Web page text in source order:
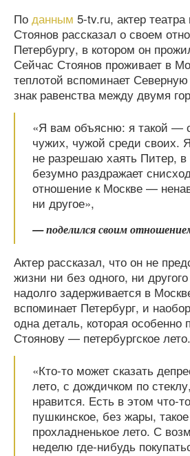
По данным 5-tv.ru, актер
Стоянов рассказал о своем
Петербургу, в котором он
Сейчас Стоянов проживает в
теплотой вспоминает
знак равенства между двумя
«Я вам объясню: я такой —
чужих, чужой среди своих.
не разрешаю хаять Питер,
безумно раздражает
отношение к Москве —
ни другое»,
— поделился своим
Актер рассказал, что он не
жизни ни без одного, ни
надолго задерживается в
вспоминает Петербург, и
одна деталь, которая особенно
Стоянову — петербургское лето.
«Кто-то может сказать
лето, с дождичком по
нравится. Есть в этом что-
пушкинское, без жары,
прохладненькое лето. С
неделю где-нибудь